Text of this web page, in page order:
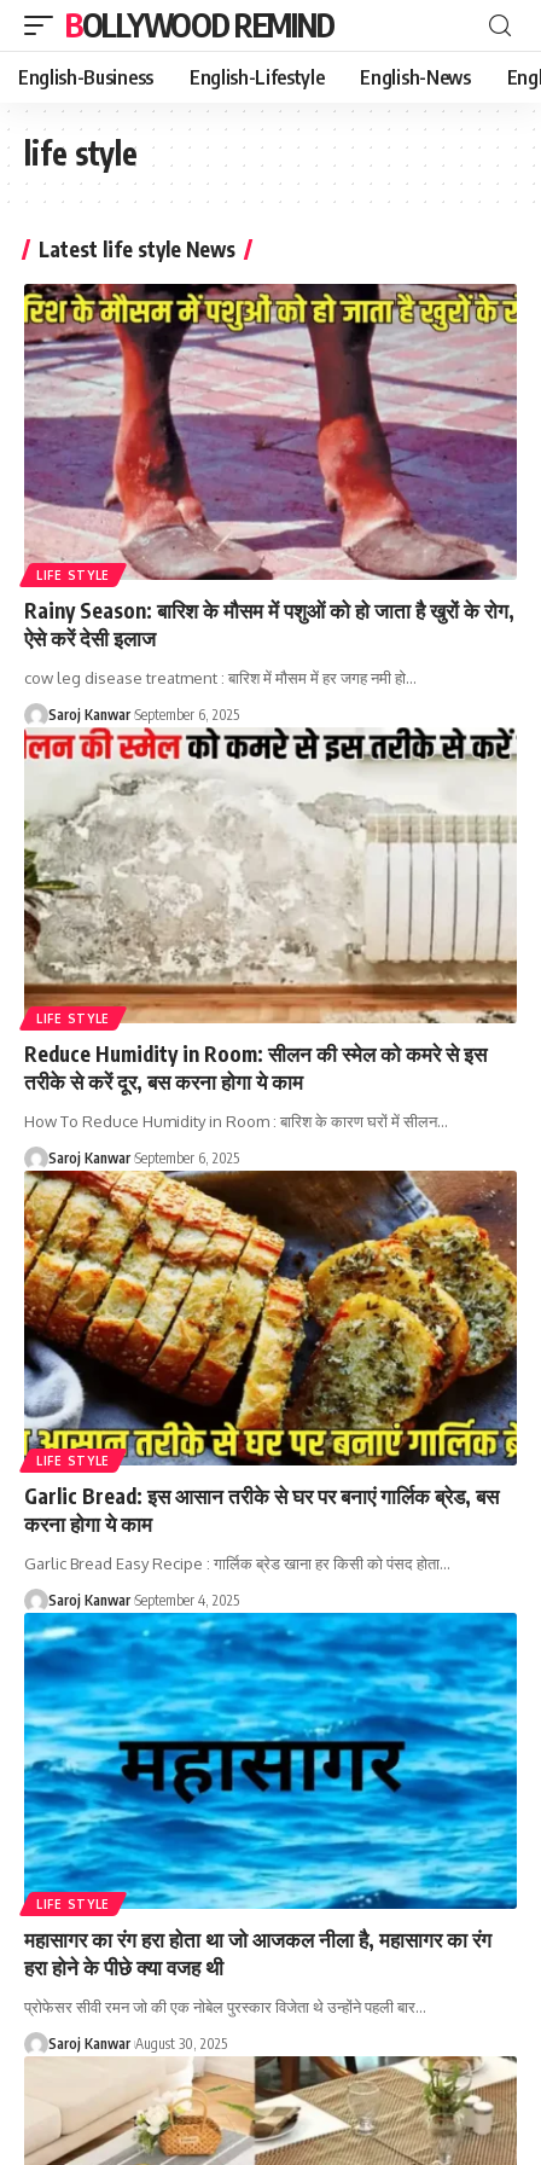
BOLLYWOOD REMIND
English-Business English-Lifestyle English-News
life style
Latest life style News
LIFE STYLE
Rainy Season: बारिश के मौसम में पशुओं को हो जाता है खुरों के रोग,
ऐसे करें देसी इलाज
cow leg disease treatment : बारिश में मौसम में हर जगह नमी हो…
Saroj Kanwar September 6, 2025
LIFE STYLE
Reduce Humidity in Room: सीलन की स्मेल को कमरे से इस
तरीके से करें दूर, बस करना होगा ये काम
How To Reduce Humidity in Room : बारिश के कारण घरों में सीलन…
Saroj Kanwar September 6, 2025
LIFE STYLE
Garlic Bread: इस आसान तरीके से घर पर बनाएं गार्लिक ब्रेड, बस
करना होगा ये काम
Garlic Bread Easy Recipe : गार्लिक ब्रेड खाना हर किसी को पंसद होता…
Saroj Kanwar September 4, 2025
LIFE STYLE
महासागर का रंग हरा होता था जो आजकल नीला है, महासागर का रंग
हरा होने के पीछे क्या वजह थी
प्रोफेसर सीवी रमन जो की एक नोबेल पुरस्कार विजेता थे उन्होंने पहली बार…
Saroj Kanwar August 30, 2025